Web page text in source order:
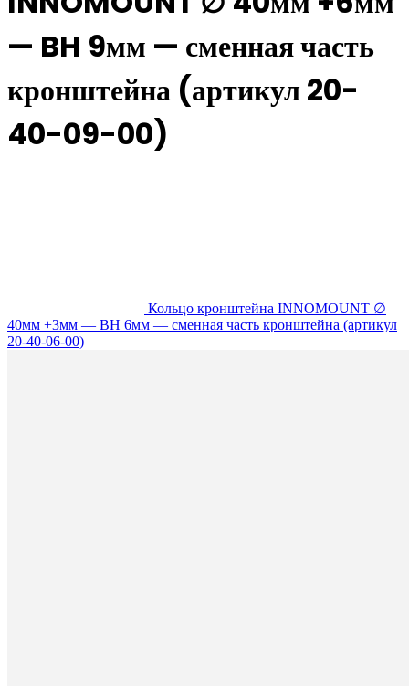
— BH 9мм — сменная часть
кронштейна (артикул 20-
40-09-00)
Кольцо кронштейна INNOMOUNT ∅
40мм +3мм — BH 6мм — сменная часть кронштейна (артикул
20-40-06-00)